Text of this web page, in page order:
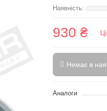
930 ₴
Немає в
Аналоги